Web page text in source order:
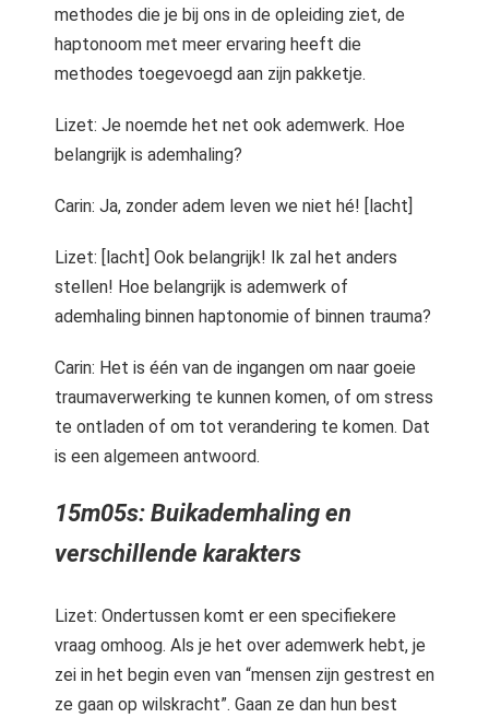
methodes die je bij ons in de opleiding ziet, de
haptonoom met meer ervaring heeft die
methodes toegevoegd aan zijn pakketje.
Lizet: Je noemde het net ook ademwerk. Hoe
belangrijk is ademhaling?
Carin: Ja, zonder adem leven we niet hé! [lacht]
Lizet: [lacht] Ook belangrijk! Ik zal het anders
stellen! Hoe belangrijk is ademwerk of
ademhaling binnen haptonomie of binnen trauma?
Carin: Het is één van de ingangen om naar goeie
traumaverwerking te kunnen komen, of om stress
te ontladen of om tot verandering te komen. Dat
is een algemeen antwoord.
15m05s: Buikademhaling en
verschillende karakters
Lizet: Ondertussen komt er een specifiekere
vraag omhoog. Als je het over ademwerk hebt, je
zei in het begin even van “mensen zijn gestrest en
ze gaan op wilskracht”. Gaan ze dan hun best